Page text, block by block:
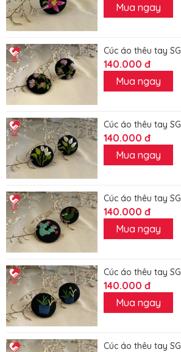
Mua ngay
Cúc áo thêu tay
140.000 đ
Mua ngay
Cúc áo thêu tay
140.000 đ
Mua ngay
Cúc áo thêu tay
140.000 đ
Mua ngay
Cúc áo thêu tay
140.000 đ
Mua ngay
Cúc áo thêu tay